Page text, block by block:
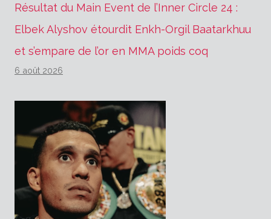
Résultat du Main Event de l’Inner Circle 24 :
Elbek Alyshov étourdit Enkh-Orgil Baatarkhuu
et s’empare de l’or en MMA poids coq
6 août 2026